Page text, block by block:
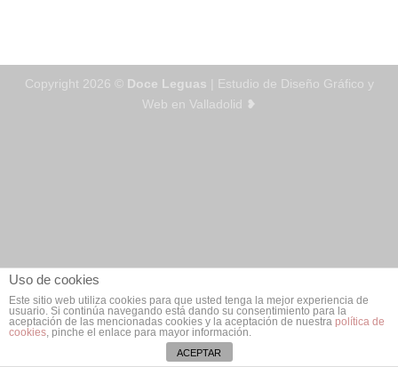
Copyright 2026 © Doce Leguas | Estudio de Diseño Gráfico y
Web en Valladolid ❥
Uso de cookies
Este sitio web utiliza cookies para que usted tenga la mejor experiencia de
usuario. Si continúa navegando está dando su consentimiento para la
aceptación de las mencionadas cookies y la aceptación de nuestra política de
cookies, pinche el enlace para mayor información.
ACEPTAR